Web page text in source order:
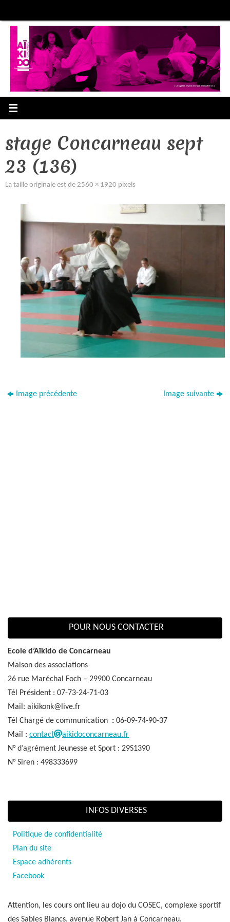
au
contenu
stage Concarneau sept
23 (136)
La taille originale est de 2560 × 1920 pixels
Image précédente Image suivante
POUR NOUS CONTACTER
Ecole d’Aïkido de Concarneau
Maison des associations
26 rue Maréchal Foch – 29900 Concarneau
Tél Président : 07-73-24-71-03
Mail: aikikonk@live.fr
Tél Chargé de communication : 06-09-74-90-37
Mail : contact
aikidoconcarneau.fr
N° d’agrément Jeunesse et Sport : 29S1390
N° Siren : 498333699
INFOS DIVERSES
Politique de confidentialité
Plan du site
Espace adhérents
Facebook
Attention, les cours ont lieu au dojo du COSEC, complexe sportif
des Sables Blancs, avenue Robert Jan à Concarneau.